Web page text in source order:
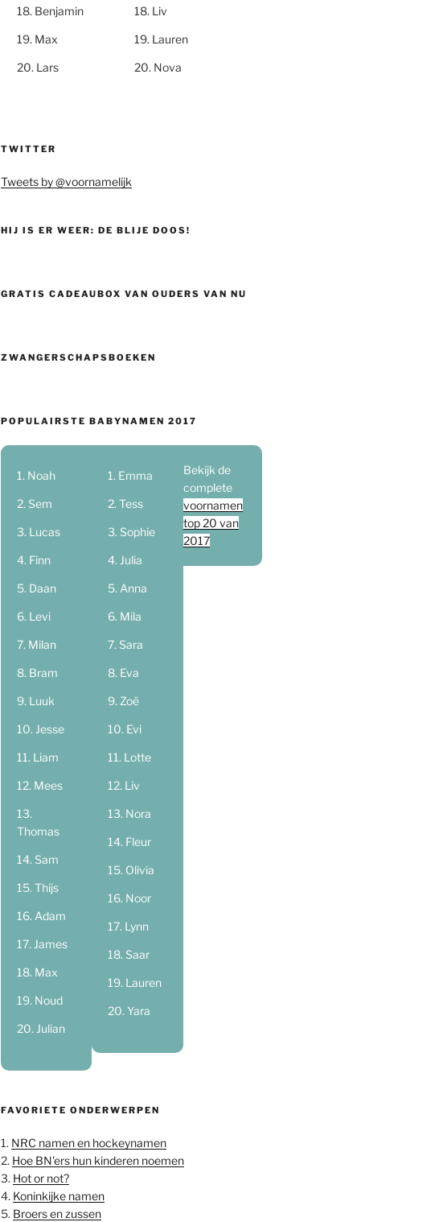
Benjamin
Max
Lars
Liv
Lauren
Nova
TWITTER
Tweets by @voornamelijk
HIJ IS ER WEER: DE BLIJE DOOS!
GRATIS CADEAUBOX VAN OUDERS VAN NU
ZWANGERSCHAPSBOEKEN
POPULAIRSTE BABYNAMEN 2017
Noah
Sem
Lucas
Finn
Daan
Levi
Milan
Bram
Luuk
Jesse
Liam
Mees
Thomas
Sam
Thijs
Adam
James
Max
Noud
Julian
Emma
Tess
Sophie
Julia
Anna
Mila
Sara
Eva
Zoë
Evi
Lotte
Liv
Nora
Fleur
Olivia
Noor
Lynn
Saar
Lauren
Yara
Bekijk de
complete
voornamen
top 20 van
2017
FAVORIETE ONDERWERPEN
1. NRC namen en hockeynamen
2. Hoe BN'ers hun kinderen noemen
3. Hot or not?
4. Koninkijke namen
5. Broers en zussen